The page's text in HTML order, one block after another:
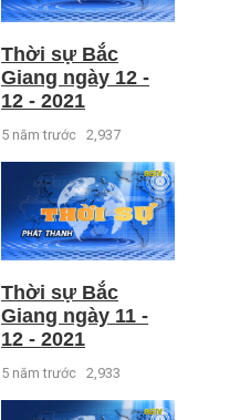
Thời sự Bắc
Giang ngày 12 -
12 - 2021
5 năm trước 2,937
Thời sự Bắc
Giang ngày 11 -
12 - 2021
5 năm trước 2,933